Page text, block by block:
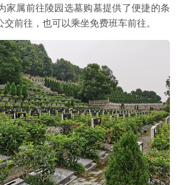
家属前往陵园选墓购墓提供了便捷的条
前往，也可以乘坐免费班车前往。